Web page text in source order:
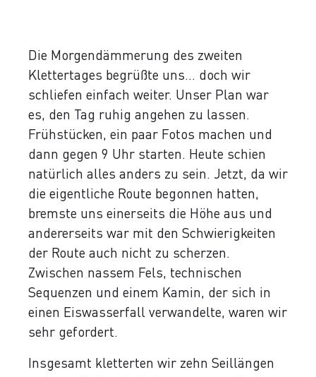
Die Morgendämmerung des zweiten
Klettertages begrüßte uns... doch wir
schliefen einfach weiter. Unser Plan war
es, den Tag ruhig angehen zu lassen.
Frühstücken, ein paar Fotos machen und
dann gegen 9 Uhr starten. Heute schien
natürlich alles anders zu sein. Jetzt, da wir
die eigentliche Route begonnen hatten,
bremste uns einerseits die Höhe aus und
andererseits war mit den Schwierigkeiten
der Route auch nicht zu scherzen.
Zwischen nassem Fels, technischen
Sequenzen und einem Kamin, der sich in
einen Eiswasserfall verwandelte, waren wir
sehr gefordert.
Insgesamt kletterten wir zehn Seillängen